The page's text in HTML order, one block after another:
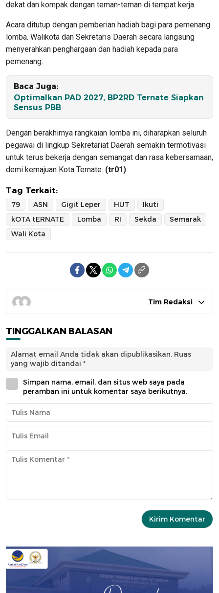
dekat dan kompak dengan teman-teman di tempat kerja.
Acara ditutup dengan pemberian hadiah bagi para pemenang
lomba. Walikota dan Sekretaris Daerah secara langsung
menyerahkan penghargaan dan hadiah kepada para
pemenang.
Baca Juga:
Optimalkan PAD 2027, BP2RD Ternate Siapkan
Sensus PBB
Dengan berakhirnya rangkaian lomba ini, diharapkan seluruh
pegawai di lingkup Sekretariat Daerah semakin termotivasi
untuk terus bekerja dengan semangat dan rasa kebersamaan,
demi kemajuan Kota Ternate. (tr01)
Tag Terkait:
79 ASN Gigit Leper HUT
Ikuti
kOTA tERNATE
Lomba RI Sekda
Semarak
Wali Kota
Tim Redaksi
TINGGALKAN BALASAN
Alamat email Anda tidak akan dipublikasikan. Ruas
yang wajib ditandai *
Simpan nama, email, dan situs web saya pada
peramban ini untuk komentar saya berikutnya.